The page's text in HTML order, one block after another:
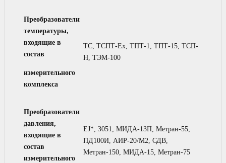
Преобразователи
температуры,
входящие в
состав
измерительного
комплекса
ТС, ТСПТ-Ex, ТПТ-1, ТПТ-15, ТСП-
Н, ТЭМ-100
Преобразователи
давления,
входящие в
состав
измерительного
EJ*, 3051, МИДА-13П, Метран-55,
ПД100И, АИР-20/М2, СДВ,
Метран-150, МИДА-15, Метран-75